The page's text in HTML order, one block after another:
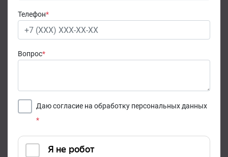
Телефон*
Вопрос*
Даю согласие на обработку персональных данных
*